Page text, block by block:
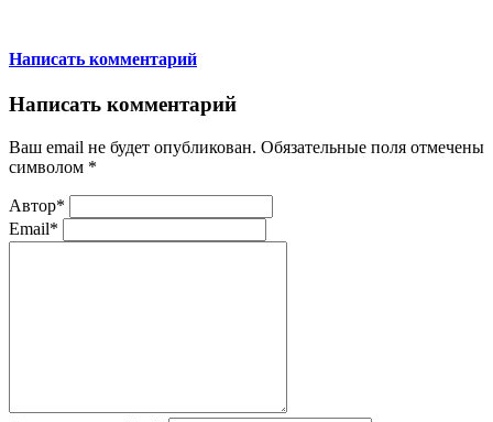
Написать комментарий
Написать комментарий
Ваш email не будет опубликован. Обязательные поля отмечены
символом *
Автор*
Email*